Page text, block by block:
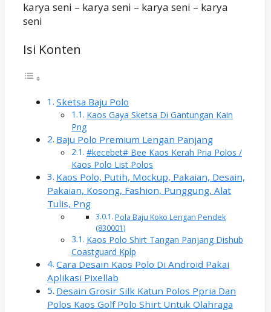
karya seni – karya seni – karya seni – karya
seni
Isi Konten
Sketsa Baju Polo
Kaos Gaya Sketsa Di Gantungan Kain
Png
Baju Polo Premium Lengan Panjang
#kecebet# Bee Kaos Kerah Pria Polos /
Kaos Polo List Polos
Kaos Polo, Putih, Mockup, Pakaian, Desain,
Pakaian, Kosong, Fashion, Punggung, Alat
Tulis, Png
Pola Baju Koko Lengan Pendek
(830001)
Kaos Polo Shirt Tangan Panjang Dishub
Coastguard Kplp
Cara Desain Kaos Polo Di Android Pakai
Aplikasi Pixellab
Desain Grosir Silk Katun Polos Ppria Dan
Polos Kaos Golf Polo Shirt Untuk Olahraga